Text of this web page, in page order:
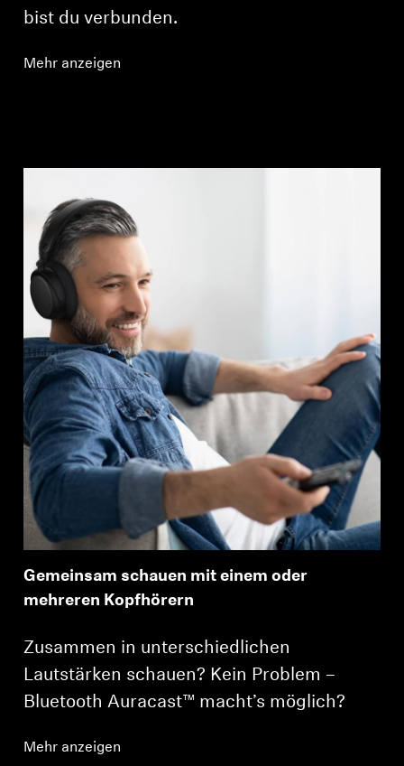
bist du verbunden.
Mehr anzeigen
Gemeinsam schauen mit einem oder
mehreren Kopfhörern
Zusammen in unterschiedlichen
Lautstärken schauen? Kein Problem –
Bluetooth Auracast™ macht’s möglich?
Mehr anzeigen
Anmeldung erforderlich
Melden Sie sich bei Ihrem Konto an, um
Produkte zu Ihrer Wunschliste hinzuzufügen und
Ihre zuvor gespeicherten Artikel anzuzeigen.
Login